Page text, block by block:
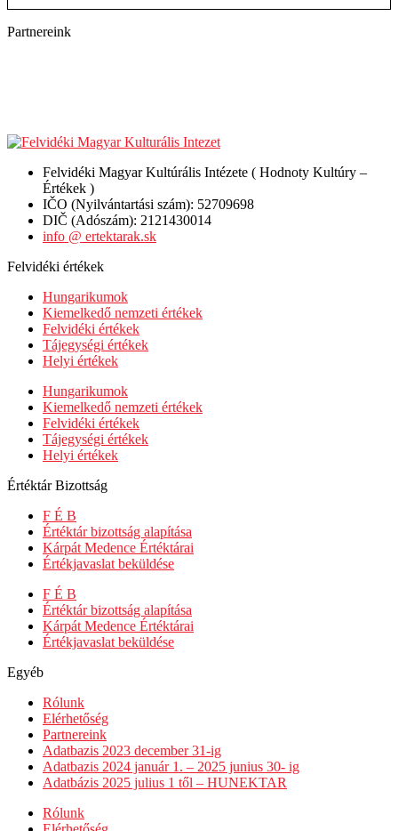
Partnereink
Felvidéki Magyar Kultúrális Intézete ( Hodnoty Kultúry –
Értékek )
IČO (Nyilvántartási szám): 52709698
DIČ (Adószám): 2121430014
info @ ertektarak.sk
Felvidéki értékek
Hungarikumok
Kiemelkedő nemzeti értékek
Felvidéki értékek
Tájegységi értékek
Helyi értékek
Hungarikumok
Kiemelkedő nemzeti értékek
Felvidéki értékek
Tájegységi értékek
Helyi értékek
Értéktár Bizottság
F É B
Értéktár bizottság alapítása
Kárpát Medence Értéktárai
Értékjavaslat beküldése
F É B
Értéktár bizottság alapítása
Kárpát Medence Értéktárai
Értékjavaslat beküldése
Egyéb
Rólunk
Elérhetőség
Partnereink
Adatbazis 2023 december 31-ig
Adatbazis 2024 január 1. – 2025 junius 30- ig
Adatbázis 2025 julius 1 től – HUNEKTAR
Rólunk